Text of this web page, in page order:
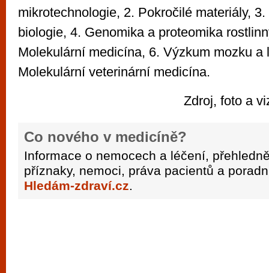
mikrotechnologie, 2. Pokročilé materiály,
biologie, 4. Genomika a proteomika
Molekulární medicína, 6. Výzkum mozku a
Molekulární veterinární medicína.
Zdroj, foto a
Co nového v medicíně?
Informace o nemocech a léčení,
příznaky, nemoci, práva pacientů a
Hledám-zdraví.cz.